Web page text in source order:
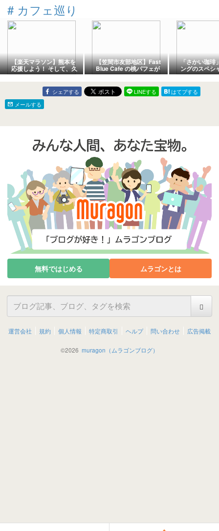
家長次たち六年生と雑渡
昆奈門 / 諸泉尊奈門の8名
が可愛いミニキャラ姿で
登場。全8種の中から1枚
ちかさん / 西園寺メアリ
さん / 涼海ネモさん / 島村
が登場
哀想に! 収納
コバッグ』が
# カフェ巡り
【楽天マラソン】熊本を
応援しよう！ そして、久
しぶりのお出かけ・絶対
に失敗しないうどんと、
古民家カフェで絶品かき
【笠間市友部地区】Fast
Blue Cafe の桃パフェが
絶品過ぎた！リピート確
定！！
「さかい珈琲
ングのスペシ
ト、ランチの
ラダごはん食
静岡県函南店
シェアする LINEする
はてブする
メールする
無料ではじめる ムラゴンとは
運営会社 規約 個人情報 特定商取引 ヘルプ 問い合わせ 広告掲載
©2026 muragon（ムラゴンブログ）